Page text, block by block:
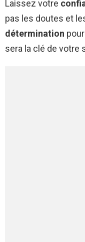
Laissez votre
pas les doutes et
détermination
sera la clé de votre